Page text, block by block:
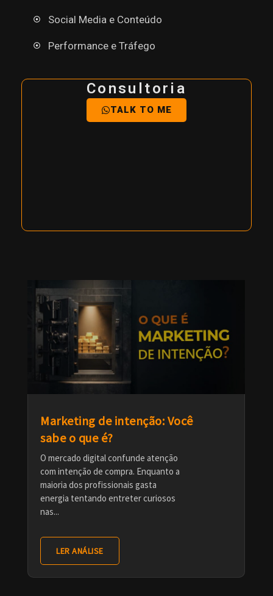
Social Media e Conteúdo
Performance e Tráfego
Consultoria
TALK TO ME
Marketing de intenção: Você
sabe o que é?
O mercado digital confunde atenção
com intenção de compra. Enquanto a
maioria dos profissionais gasta
energia tentando entreter curiosos
nas...
LER ANÁLISE